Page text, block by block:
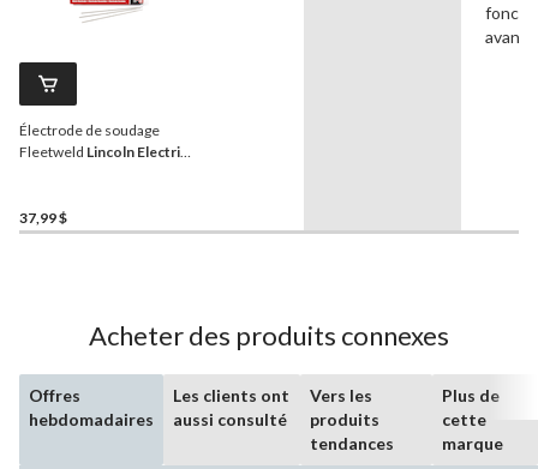
Électrode de soudage
Fleetweld Lincoln Electric
37,99 $
Acheter des produits connexes
Offres
hebdomadaires
Les clients ont
aussi consulté
Vers les
produits
tendances
Plus de
cette
marque